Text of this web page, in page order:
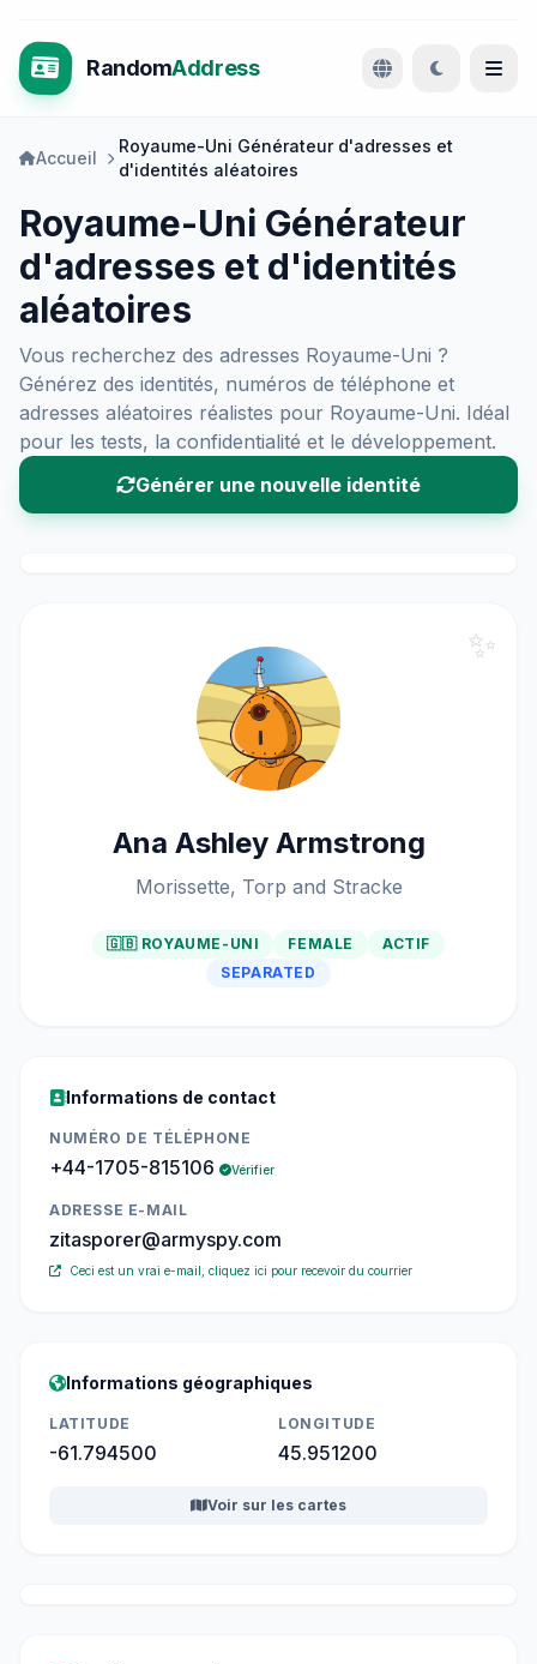
RandomAddress
Accueil
Royaume-Uni Générateur d'adresses et
d'identités aléatoires
Royaume-Uni Générateur
d'adresses et d'identités
aléatoires
Vous recherchez des adresses Royaume-Uni ?
Générez des identités, numéros de téléphone et
adresses aléatoires réalistes pour Royaume-Uni. Idéal
pour les tests, la confidentialité et le développement.
Générer une nouvelle identité
✨
Ana Ashley Armstrong
Morissette, Torp and Stracke
🇬🇧 ROYAUME-UNI FEMALE
ACTIF
SEPARATED
Informations de contact
NUMÉRO DE TÉLÉPHONE
+44-1705-815106 Vérifier
ADRESSE E-MAIL
zitasporer@armyspy.com
Ceci est un vrai e-mail, cliquez ici pour recevoir du courrier
Informations géographiques
LATITUDE
-61.794500
LONGITUDE
45.951200
Voir sur les cartes